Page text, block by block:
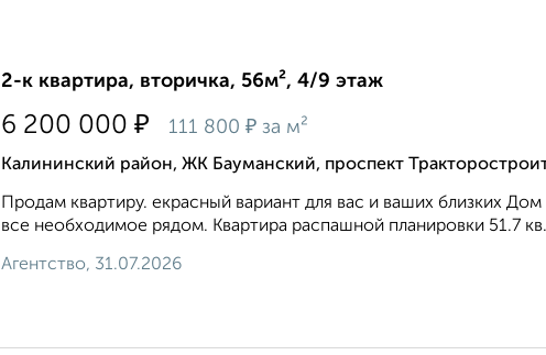
2-к квартира, вторичка, 56м², 4/9 этаж
6 200 000 ₽ 111 800 ₽ за м²
Калининский район, ЖК Бауманский, проспект
Продам квартиру. екрасный вариант для вас и ваших близких
все необходимое рядом. Квартира распашной планировки 51.7
Агентство, 31.07.2026